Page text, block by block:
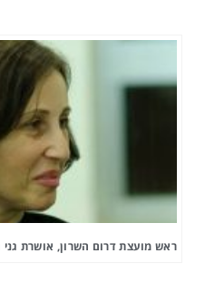
ראש מועצת דרום השרון, אושרת גני